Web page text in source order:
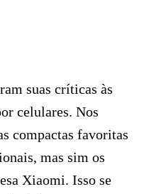
suas críticas às
celulares. Nos
compactas favoritas
mas sim os
Xiaomi. Isso se